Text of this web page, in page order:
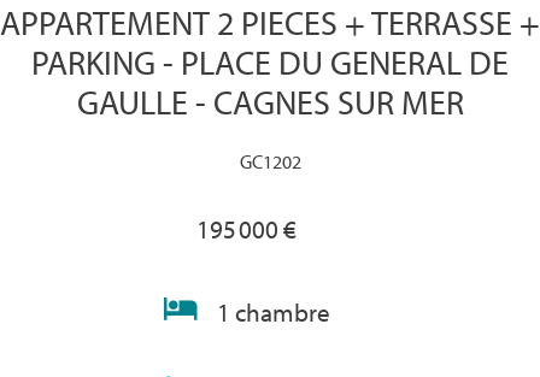
APPARTEMENT 2 PIECES + TERRASSE +
PARKING - PLACE DU GENERAL DE
GAULLE - CAGNES SUR MER
GC1202
195 000 €
1 chambre